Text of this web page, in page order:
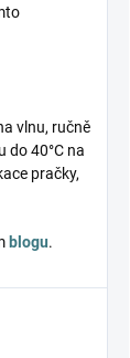
vlnu, ručně
do 40°C na
pračky,
blogu.